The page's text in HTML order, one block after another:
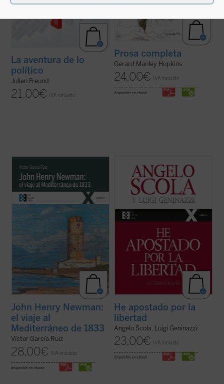
La aventura de lo
político
Julien Freund
21,00€ IVA incluido
Prosa completa
Gerard Manley Hopkins
24,00€ IVA incluido
disponible en ebook:
Newman escribió a su familia y amigos
previamente y durante su viaje por el
Mediterráneo de 1833, el autor del libro
traza los orígenes, el desarrollo y las
consecuencias de la verdadera odisea
interior ...(ver ficha)
John Henry Newman:
el viaje al
Mediterráneo de 1833
Víctor García Ruiz
28,00€ IVA incluido
disponible en ebook:
En esta amplia conversación con el
periodista Luigi Geninazzi el cardenal
Angelo Scola aborda, junto con los
aspectos centrales de su itinerario vital, la
trayectoria y situación de la Iglesia y la
sociedad europea en el último medio siglo.
(ver ficha)
He apostado por la
libertad
Angelo Scola, Luigi Geninazzi
23,00€ IVA incluido
disponible en ebook: